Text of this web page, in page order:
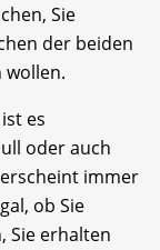
Sie
der beiden
wollen.
es
oder auch
immer
ob Sie
Sie erhalten